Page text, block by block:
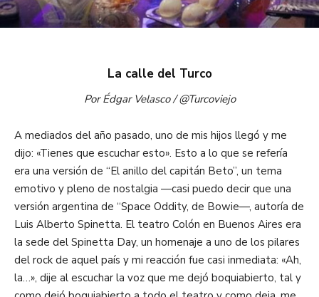
La calle del Turco
Por Édgar Velasco / @Turcoviejo
A mediados del año pasado, uno de mis hijos llegó y me
dijo: «Tienes que escuchar esto». Esto a lo que se refería
era una versión de “El anillo del capitán Beto”, un tema
emotivo y pleno de nostalgia —casi puedo decir que una
versión argentina de “Space Oddity, de Bowie—, autoría de
Luis Alberto Spinetta. El teatro Colón en Buenos Aires era
la sede del Spinetta Day, un homenaje a uno de los pilares
del rock de aquel país y mi reacción fue casi inmediata: «Ah,
la…», dije al escuchar la voz que me dejó boquiabierto, tal y